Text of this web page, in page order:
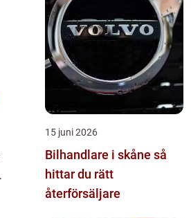
15 juni 2026
Bilhandlare i skåne så
hittar du rätt
återförsäljare